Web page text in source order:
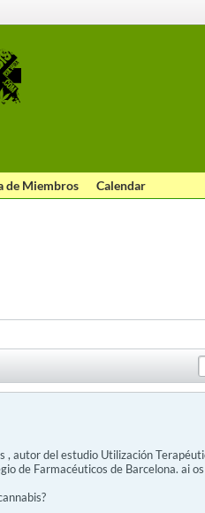
de Miembros Calendar
autor del estudio Utilización
de Farmacéuticos de Barcelona. ai